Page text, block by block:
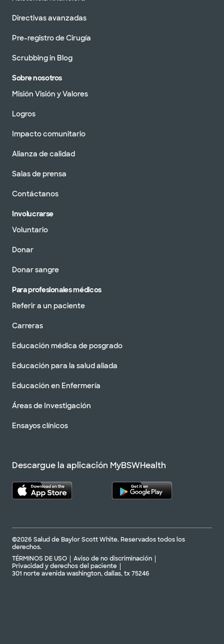
Directivas avanzadas
Pre-registro de Cirugía
Scrubbing in Blog
Sobre nosotros
Misión Visión y Valores
Logros
Impacto comunitario
Alianza de calidad
Salas de prensa
Contáctanos
Involucrarse
Voluntario
Donar
Donar sangre
Para profesionales médicos
Referir a un paciente
Carreras
Educación médica de posgrado
Educación para la salud aliada
Educación en Enfermería
Áreas de Investigación
Ensayos clínicos
Descargue la aplicación MyBSWHealth
©2026 Salud de Baylor Scott White. Reservados todos los
derechos.
TÉRMINOS DE USO
Aviso de no discriminación
Privacidad y derechos del paciente
301 norte avenida washington, dallas, tx 75246